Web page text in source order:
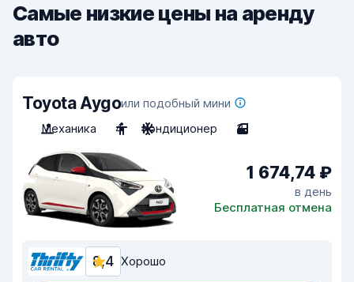
Самые низкие цены на аренду
авто
Toyota Aygoили подобный мини
Механика
4 Кондиционер 3
1 674,74 ₽
в день
Бесплатная отмена
8,4 Хорошо